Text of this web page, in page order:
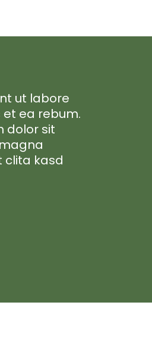
ut labore
ea rebum.
dolor sit
clita kasd